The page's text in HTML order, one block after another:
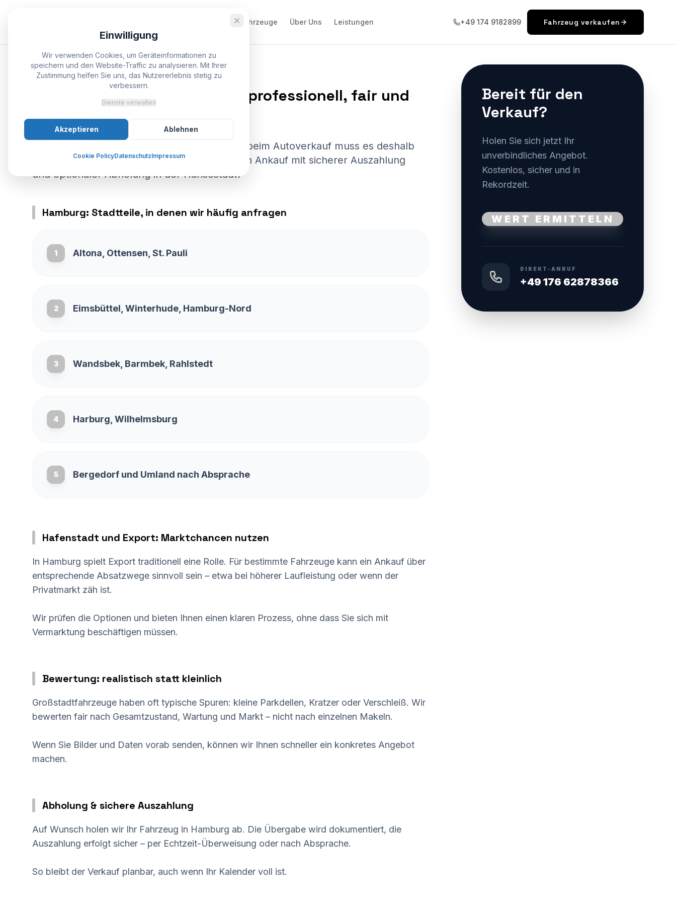
Unsere Fahrzeuge Über Uns Leistungen +49 174 9182899 Fahrzeug verkaufen
SPEZIALIST BODENHEIM
verkaufen professionell, fair und
unkompliziert
Hamburg ist schnell, groß und oft hektisch – beim Autoverkauf muss es deshalb
einfach laufen. Wir bieten einen strukturierten Ankauf mit sicherer Auszahlung
und optionaler Abholung in der Hansestadt.
Hamburg: Stadtteile, in denen wir häufig anfragen
1 Altona, Ottensen, St. Pauli
2 Eimsbüttel, Winterhude, Hamburg-Nord
3 Wandsbek, Barmbek, Rahlstedt
4 Harburg, Wilhelmsburg
5 Bergedorf und Umland nach Absprache
Hafenstadt und Export: Marktchancen nutzen
In Hamburg spielt Export traditionell eine Rolle. Für bestimmte Fahrzeuge kann ein Ankauf über
entsprechende Absatzwege sinnvoll sein – etwa bei höherer Laufleistung oder wenn der
Privatmarkt zäh ist.
Wir prüfen die Optionen und bieten Ihnen einen klaren Prozess, ohne dass Sie sich mit
Vermarktung beschäftigen müssen.
Bewertung: realistisch statt kleinlich
Großstadtfahrzeuge haben oft typische Spuren: kleine Parkdellen, Kratzer oder Verschleiß. Wir
bewerten fair nach Gesamtzustand, Wartung und Markt – nicht nach einzelnen Makeln.
Wenn Sie Bilder und Daten vorab senden, können wir Ihnen schneller ein konkretes Angebot
machen.
Abholung & sichere Auszahlung
Auf Wunsch holen wir Ihr Fahrzeug in Hamburg ab. Die Übergabe wird dokumentiert, die
Auszahlung erfolgt sicher – per Echtzeit-Überweisung oder nach Absprache.
So bleibt der Verkauf planbar, auch wenn Ihr Kalender voll ist.
Bereit für den
Verkauf?
Holen Sie sich jetzt Ihr
unverbindliches Angebot.
Kostenlos, sicher und in
Rekordzeit.
WERT ERMITTELN
DIREKT-ANRUF
+49 176 62878366
Einwilligung
Wir verwenden Cookies, um Geräteinformationen zu
speichern und den Website-Traffic zu analysieren. Mit Ihrer
Zustimmung helfen Sie uns, das Nutzererlebnis stetig zu
verbessern.
Dienste verwalten
Akzeptieren Ablehnen
Cookie PolicyDatenschutzImpressum